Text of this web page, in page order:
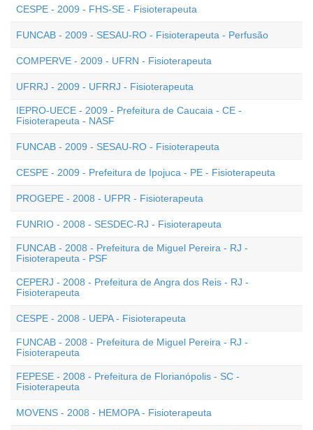
CESPE - 2009 - FHS-SE - Fisioterapeuta
FUNCAB - 2009 - SESAU-RO - Fisioterapeuta - Perfusão
COMPERVE - 2009 - UFRN - Fisioterapeuta
UFRRJ - 2009 - UFRRJ - Fisioterapeuta
IEPRO-UECE - 2009 - Prefeitura de Caucaia - CE -
Fisioterapeuta - NASF
FUNCAB - 2009 - SESAU-RO - Fisioterapeuta
CESPE - 2009 - Prefeitura de Ipojuca - PE - Fisioterapeuta
PROGEPE - 2008 - UFPR - Fisioterapeuta
FUNRIO - 2008 - SESDEC-RJ - Fisioterapeuta
FUNCAB - 2008 - Prefeitura de Miguel Pereira - RJ -
Fisioterapeuta - PSF
CEPERJ - 2008 - Prefeitura de Angra dos Reis - RJ -
Fisioterapeuta
CESPE - 2008 - UEPA - Fisioterapeuta
FUNCAB - 2008 - Prefeitura de Miguel Pereira - RJ -
Fisioterapeuta
FEPESE - 2008 - Prefeitura de Florianópolis - SC -
Fisioterapeuta
MOVENS - 2008 - HEMOPA - Fisioterapeuta